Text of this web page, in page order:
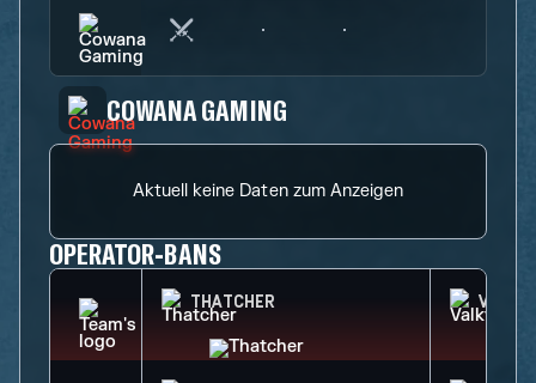
COWANA GAMING
Aktuell keine Daten zum Anzeigen
OPERATOR-BANS
THATCHER